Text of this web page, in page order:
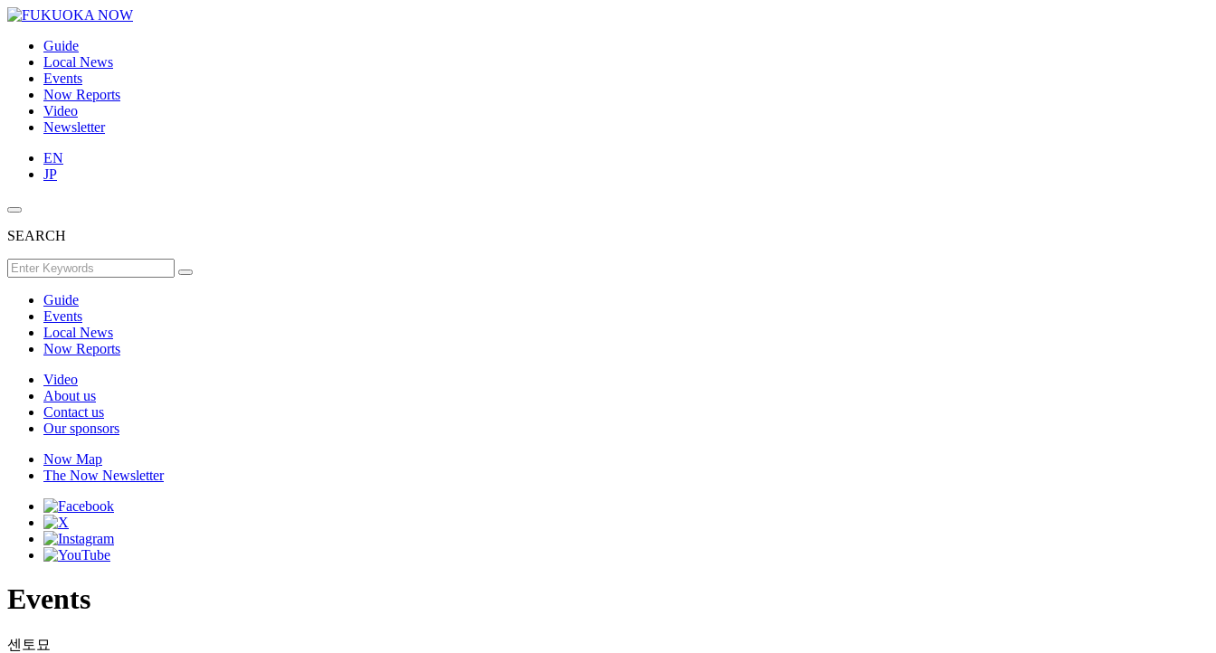
Guide
Local News
Events
Now Reports
Video
Newsletter
EN
JP
SEARCH
Guide
Events
Local News
Now Reports
Video
About us
Contact us
Our sponsors
Now Map
The Now Newsletter
Events
센토묘